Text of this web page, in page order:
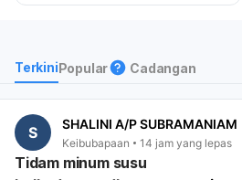
TerkiniPopular Cadangan
S SHALINI A/P SUBRAMANIAM
Keibubapaan 14 jam yang lepas
Tidam minum susu